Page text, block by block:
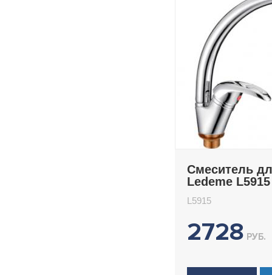
Смеситель
Ledeme L5915
L5915
2728 РУБ.